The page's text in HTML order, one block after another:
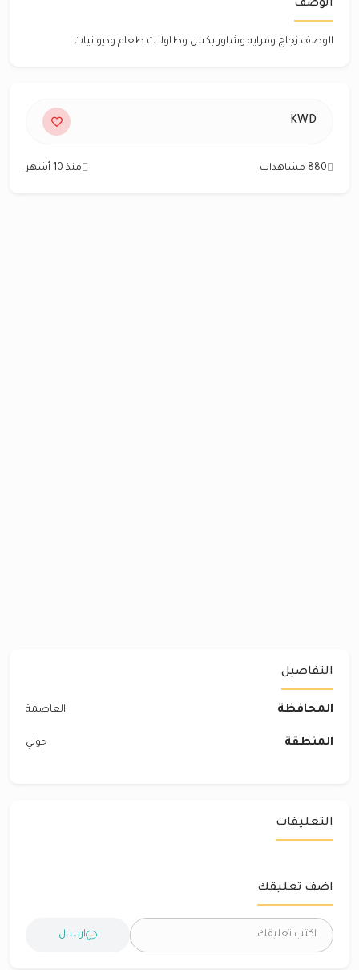
الوصف
الوصف زجاج ومرايه وشاور بكس وطاولات طعام وديوانيات
KWD
880 مشاهدات منذ 10 أشهر
التفاصيل
المحافظة العاصمة
المنطقة حولي
التعليقات
اضف تعليقك
ارسال